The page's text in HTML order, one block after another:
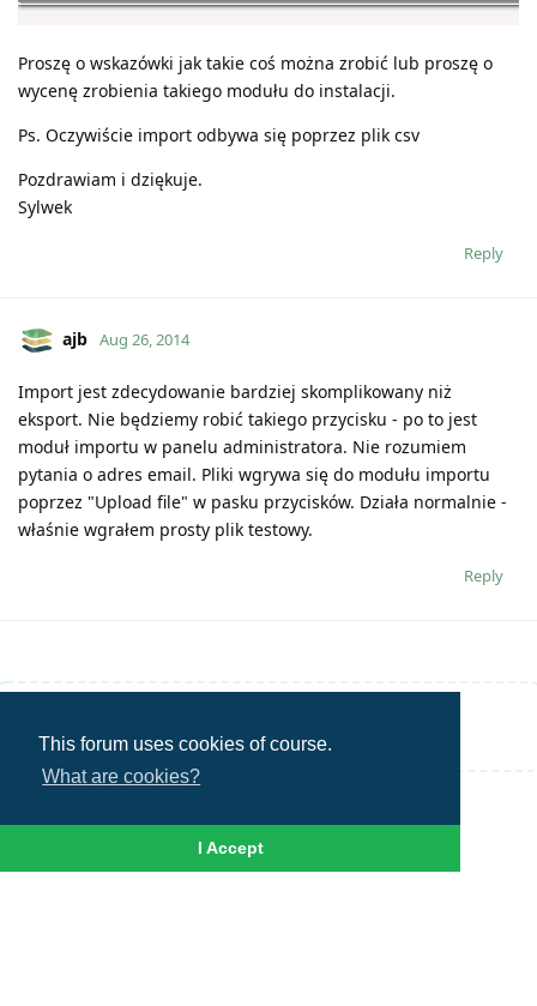
This forum uses cookies of course.
What are cookies?
I Accept
Proszę o wskazówki jak takie coś można zrobić lub proszę o
wycenę zrobienia takiego modułu do instalacji.
Ps. Oczywiście import odbywa się poprzez plik csv
Pozdrawiam i dziękuje.
Sylwek
Reply
ajb Aug 26, 2014
Import jest zdecydowanie bardziej skomplikowany niż
eksport. Nie będziemy robić takiego przycisku - po to jest
moduł importu w panelu administratora. Nie rozumiem
pytania o adres email. Pliki wgrywa się do modułu importu
poprzez "Upload file" w pasku przycisków. Działa normalnie -
właśnie wgrałem prosty plik testowy.
Reply